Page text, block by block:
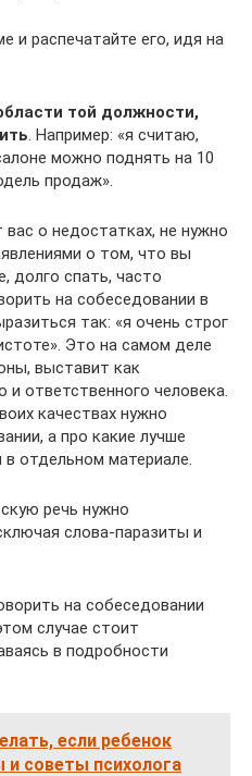
и распечатайте его, идя на
той должности,
. Например: «я считаю,
можно поднять на 10
продаж».
о недостатках, не нужно
о том, что вы
долго спать, часто
на собеседовании в
так: «я очень строг
Это на самом деле
выставит как
и ответственного человека.
качествах нужно
а про какие лучше
отдельном материале.
речь нужно
слова-паразиты и
на собеседовании
случае стоит
в подробности
если ребенок
и советы психолога